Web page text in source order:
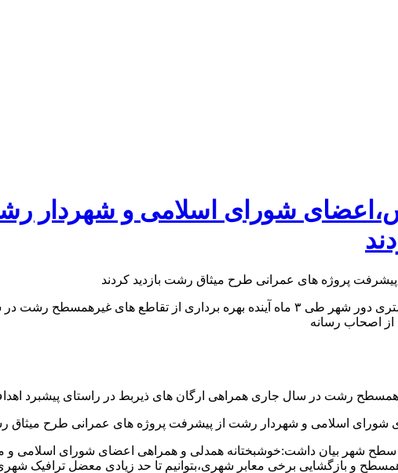
شورای اسلامی و شهردار
شهردار رشت در بازدید اصحاب رسانه از پروژه های شهری : عملیاتی شدن فاز اول رینگ ۹۰ متری دور شهر طی ۳ ماه آینده بهره
با اشاره به سرعت پیشرفت ۵ تقاطع غیرهمسطح در سطح شهر بیان داشت:خوشبختانه همدلی و همراهی
و بازگشایی برخی معابر شهری،بتوانیم تا حد زیادی معضل ترافیک